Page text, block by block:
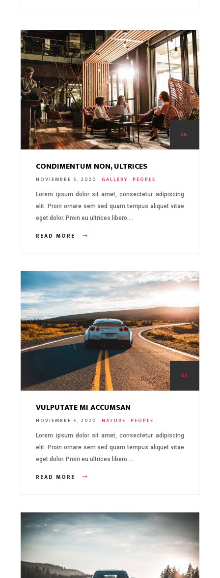
06.
CONDIMENTUM NON, ULTRICES
NOVIEMBRE 5, 2020 GALLERY PEOPLE
Lorem ipsum dolor sit amet, consectetur adipiscing
elit. Proin ornare sem sed quam tempus aliquet vitae
eget dolor. Proin eu ultrices libero….
READ MORE
07.
VULPUTATE MI ACCUMSAN
NOVIEMBRE 5, 2020 NATURE PEOPLE
Lorem ipsum dolor sit amet, consectetur adipiscing
elit. Proin ornare sem sed quam tempus aliquet vitae
eget dolor. Proin eu ultrices libero….
READ MORE